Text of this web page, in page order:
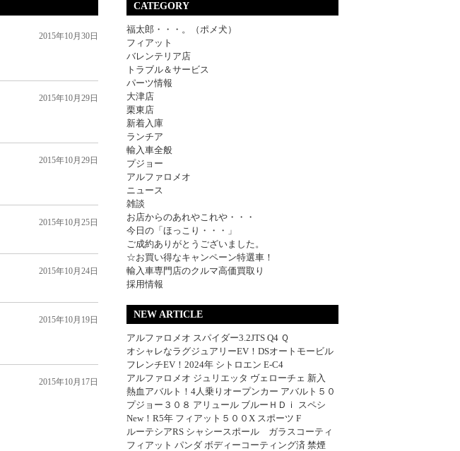
2015年10月30日
2015年10月29日
2015年10月29日
2015年10月25日
2015年10月24日
2015年10月19日
2015年10月17日
CATEGORY
福太郎・・・。（ポメ犬）
フィアット
バレンテリア店
トラブル＆サービス
パーツ情報
大津店
栗東店
新着入庫
ランチア
輸入車全般
プジョー
アルファロメオ
ニュース
雑談
お店からのあれやこれや・・・
今日の「ほっこり・・・」
ご成約ありがとうございました。
☆お買い得なキャンペーン特選車！
輸入車専門店のクルマ高価買取り
採用情報
NEW ARTICLE
アルファロメオ スパイダー3.2JTS Q4 Ｑ
オシャレなラグジュアリーEV！DSオートモービル
フレンチEV！2024年 シトロエン E-C4
アルファロメオ ジュリエッタ ヴェローチェ 新入
熱血アバルト！4人乗りオープンカー アバルト５０
プジョー３０８ アリュール ブルーＨＤｉ スペシ
New！R5年 フィアット５００X スポーツ F
ルーテシアRS シャシースポール ガラスコーティ
フィアット パンダ ボディーコーティング済 禁煙